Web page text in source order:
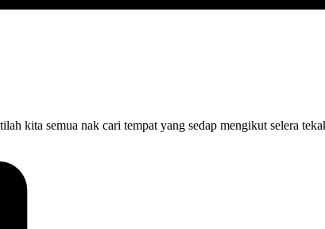
kita semua nak cari tempat yang sedap mengikut selera